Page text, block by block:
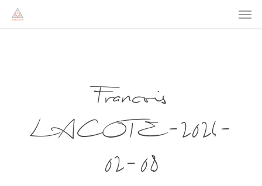
Francois
LACOTE-2024-
02-08